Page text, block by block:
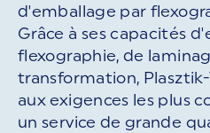
d'emballage par
Grâce à ses capacités
flexographie, de
transformation,
aux exigences les plus
un service de grande